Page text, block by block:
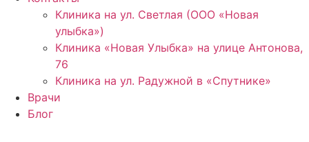
Клиника на ул. Светлая (ООО «Новая
улыбка»)
Клиника «Новая Улыбка» на улице Антонова,
76
Клиника на ул. Радужной в «Спутнике»
Врачи
Блог